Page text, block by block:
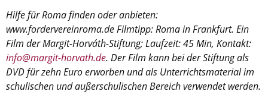
Hilfe für Roma finden oder anbieten:
www.fordervereinroma.de Filmtipp: Roma in Frankfurt. Ein
Film der Margit-Horváth-Stiftung; Lauf­zeit: 45 Min, Kon­takt:
info@margit-horvath.de. Der Film kann bei der Stiftung als
DVD für zehn Euro erworben und als Unterrichtsmaterial im
schulischen und außerschulischen Bereich verwendet werden.